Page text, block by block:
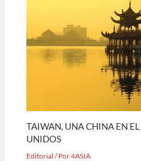
TAIWAN, UNA CHINA EN
UNIDOS
Editorial / Por4ASIA